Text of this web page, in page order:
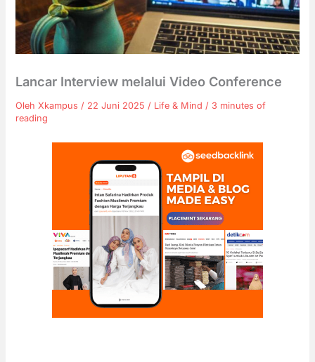
Lancar Interview melalui Video Conference
OlehXkampus/ 22 Juni 2025/ Life & Mind / 3 minutes of
reading